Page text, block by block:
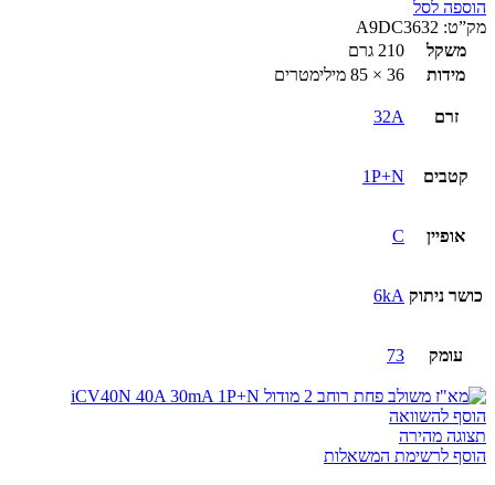
הוספה לסל
מק”ט: A9DC3632
משקל
210 גרם
מידות
36 × 85 מילימטרים
זרם 32A
קטבים 1P+N
אופיין C
כושר ניתוק 6kA
עומק 73
הוסף להשוואה
תצוגה מהירה
הוסף לרשימת המשאלות